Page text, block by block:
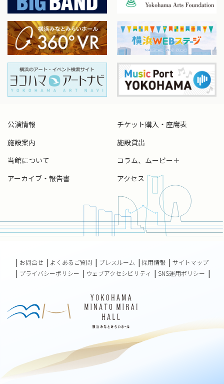
公演情報
チケット購入・座席表
施設案内
施設貸出
当館について
コラム、ムービー＋
アーカイブ・報告書
アクセス
お問合せ よくあるご質問 プレスルーム 採用情報
サイトマップ
プライバシーポリシー
ウェブアクセシビリティ SNS運用ポリシー